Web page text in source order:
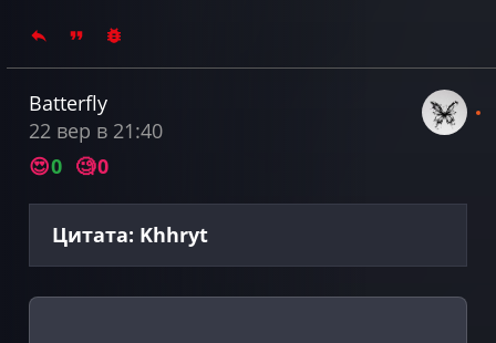
Batterfly
22 вер в 21:40
😍0 🧐0
Цитата: Khhryt